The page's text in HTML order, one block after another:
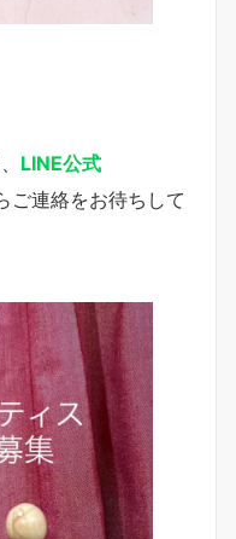
LINE公式
ご連絡をお待ちして